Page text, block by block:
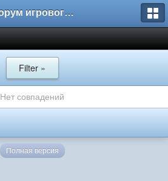
Форум игрового проекта Riverrise
Filter »
Нет совпадений
Полная версия